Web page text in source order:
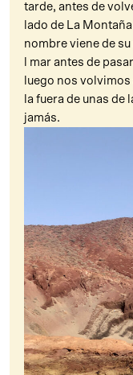
tarde, antes de
lado de La
nombre viene de
l mar antes de
luego nos
la fuera de unas de
jamás.